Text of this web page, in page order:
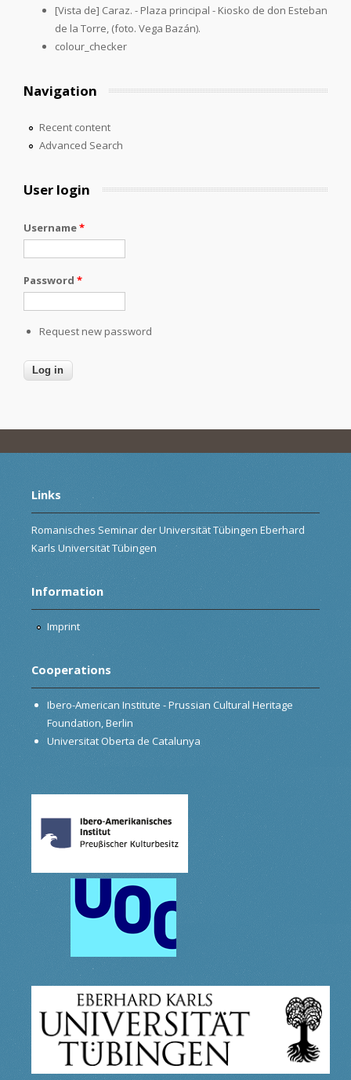
[Vista de] Caraz. - Plaza principal - Kiosko de don Esteban
de la Torre, (foto. Vega Bazán).
colour_checker
Navigation
Recent content
Advanced Search
User login
Username*
Password *
Request new password
Links
Romanisches Seminar der Universität Tübingen Eberhard
Karls Universität Tübingen
Information
Imprint
Cooperations
Ibero-American Institute - Prussian Cultural Heritage
Foundation, Berlin
Universitat Oberta de Catalunya